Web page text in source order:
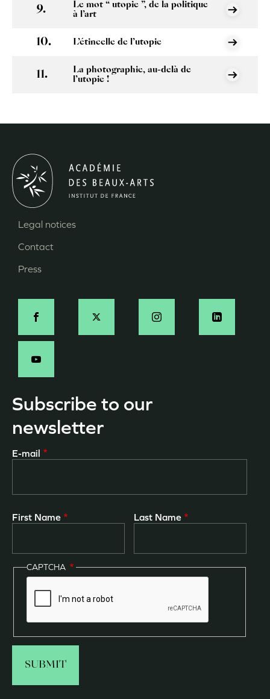
Le mot “ utopie ”, de la politique
à l’art
L’étincelle de l’utopie
La photographie, au-delà de
l’utopie !
Pied
de
Legal notices
Contact
Press
Social
-
Subscribe to our
newsletter
E-mail
First Name Last Name
CAPTCHA